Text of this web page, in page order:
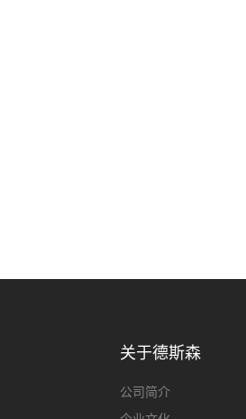
关于德斯森
公司简介